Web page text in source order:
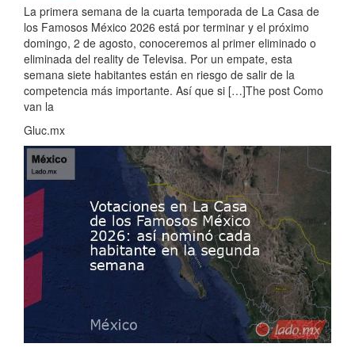
La primera semana de la cuarta temporada de La Casa de
los Famosos México 2026 está por terminar y el próximo
domingo, 2 de agosto, conoceremos al primer eliminado o
eliminada del reality de Televisa. Por un empate, esta
semana siete habitantes están en riesgo de salir de la
competencia más importante. Así que si […]The post Como
van la
Gluc.mx